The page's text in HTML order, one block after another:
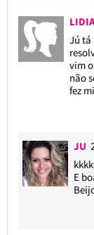
Jú tá
vim
não
fez
JU
E